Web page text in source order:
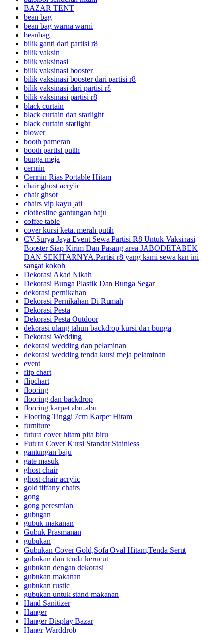
BAZAR TENT
bean bag
bean bag warna warni
beanbag
bilik ganti dari partisi r8
bilik vaksin
bilik vaksinasi
bilik vaksinasi booster
bilik vaksinasi booster dari partisi r8
bilik vaksinasi dari partisi r8
bilik vaksinasi partisi r8
black curtain
black curtain dan starlight
black curtain starlight
blower
booth pameran
booth partisi putih
bunga meja
cermin
Cermin Rias Portable Hitam
chair ghost acrylic
chair ghsot
chairs vip kayu jati
clothesline gantungan baju
coffee table
cover kursi ketat merah putih
CV.Surya Jaya Event Sewa Partisi R8 Untuk Vaksinasi
Booster Siap Kirim Dan Pasang area JABODETABEK
DAN SEKITARNYA.Partisi r8 yang kami sewa kan ini
sangat kokoh
Dekorasi Akad Nikah
Dekorasi Bunga Plastik Dan Bunga Segar
dekorasi pernikahan
Dekorasi Pernikahan Di Rumah
Dekorasi Pesta
Dekorasi Pesta Outdoor
dekorasi ulang tahun backdrop kursi dan bunga
Dekorasi Wedding
dekorasi wedding dan pelaminan
dekorasi wedding tenda kursi meja pelaminan
event
flip chart
flipchart
flooring
flooring dan backdrop
flooring karpet abu-abu
Flooring Tinggi 7cm Karpet Hitam
furniture
futura cover hitam pita biru
Futura Cover Kursi Standar Stainless
gantungan baju
gate masuk
ghost chair
ghost chair acrylic
gold tiffany chairs
gong
gong peresmian
gubugan
gubuk makanan
Gubuk Prasmanan
gubukan
Gubukan Cover Gold,Sofa Oval Hitam,Tenda Serut
gubukan dan tenda kerucut
gubukan dengan dekorasi
gubukan makanan
gubukan rustic
gubukan untuk stand makanan
Hand Sanitizer
Hanger
Hanger Display Bazar
Hangr Warddrob